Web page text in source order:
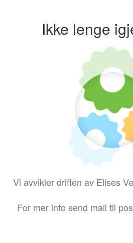
Ikke lenge
Vi avvikler driften av Elises
For mer info send mail til